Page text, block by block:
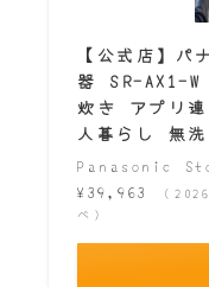
【公式店】
器 SR-AX1-
炊き アプリ
人暮らし 無
Panasonic
¥39,963
（
べ）